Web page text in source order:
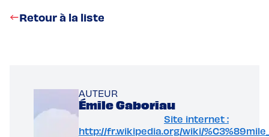
Retour à la liste
AUTEUR
Émile Gaboriau
Site internet :
http://fr.wikipedia.org/wiki/